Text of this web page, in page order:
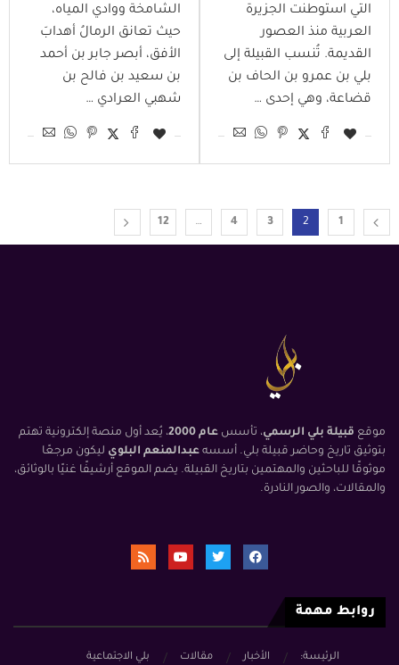
التي استوطنت الجزيرة
العربية منذ العصور
القديمة. تُنسب القبيلة إلى
بلي بن عمرو بن الحاف بن
قضاعة، وهي إحدى …
الشامخة ووادي المياه،
حيث تعانق الرمالُ أهدابَ
الأفق، أبصر جابر بن أحمد
بن سعيد بن فالح بن
شهبي العرادي …
1
2
3
4
…
12
موقع قبيلة بلي الرسمي، تأسس عام 2000
، يُعد أول منصة إلكترونية تهتم
بتوثيق تاريخ وحاضر قبيلة بلي. أسسه عبدالمنعم البلوي ليكون مرجعًا
موثوقًا للباحثين والمهتمين بتاريخ القبيلة. يضم الموقع أرشيفًا غنيًا بالوثائق،
والمقالات، والصور النادرة.
روابط مهمة
الرئيسة: الأخبار مقالات
بلي الاجتماعية